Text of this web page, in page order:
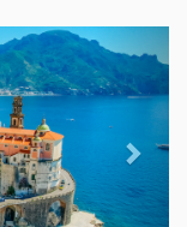
Next